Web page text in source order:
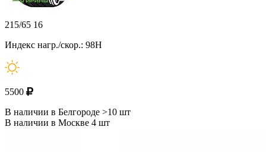
215/65 16
Индекс нагр./скор.: 98H
5500
В наличии в Белгороде >10 шт
В наличии в Москве 4 шт